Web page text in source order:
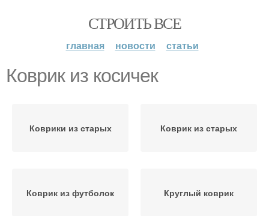
СТРОИТЬ ВСЕ
главная новости статьи
Коврик из косичек
Коврики из старых Коврик из старых
Коврик из футболок Круглый коврик